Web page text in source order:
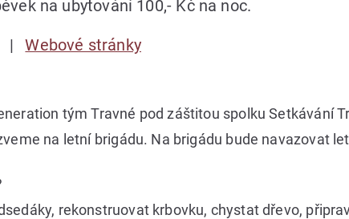
na ubytování 100,- Kč na noc.
Webové stránky
tým Travné pod záštitou spolku Setkávání
na letní brigádu. Na brigádu bude navazovat
rekonstruovat krbovku, chystat dřevo,